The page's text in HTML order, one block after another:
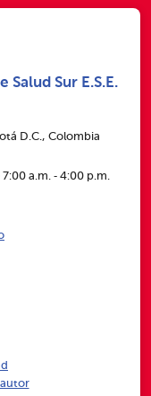
Salud Sur E.S.E.
D.C., Colombia
a.m. ‑ 4:00 p.m.